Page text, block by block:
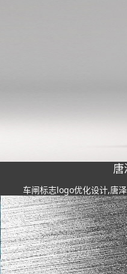
唐
车闸标志logo优化设计,唐